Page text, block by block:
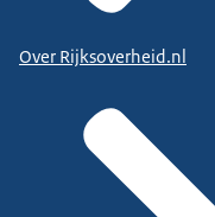
Over Rijksoverheid.nl